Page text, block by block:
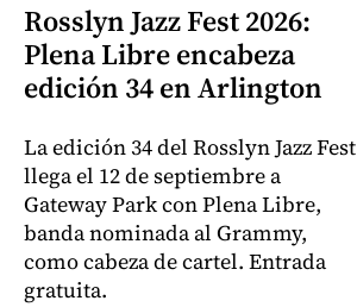
Rosslyn Jazz Fest 2026:
Plena Libre encabeza
edición 34 en Arlington
La edición 34 del Rosslyn Jazz Fest
llega el 12 de septiembre a
Gateway Park con Plena Libre,
banda nominada al Grammy,
como cabeza de cartel. Entrada
gratuita.